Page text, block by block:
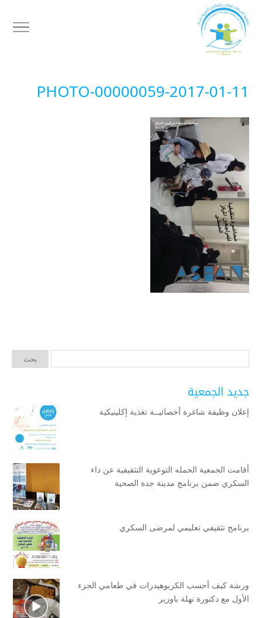
2017-01-11-PHOTO-00000059
جديد الجمعية
إعلان وظيفة شاغرة أخصائيــة تغذية إكلينيكية
أقامت الجمعية الحمله التوعوية التثقيفية عن داء
السكري ضمن برنامج مدينة جدة الصحية
برنامج تثقيفي تعليمي لمرضى السكري
ورشة كيف أحسب الكربوهيدرات في طعامي الجزء
الأول مع دكتورة نهلة باوزير